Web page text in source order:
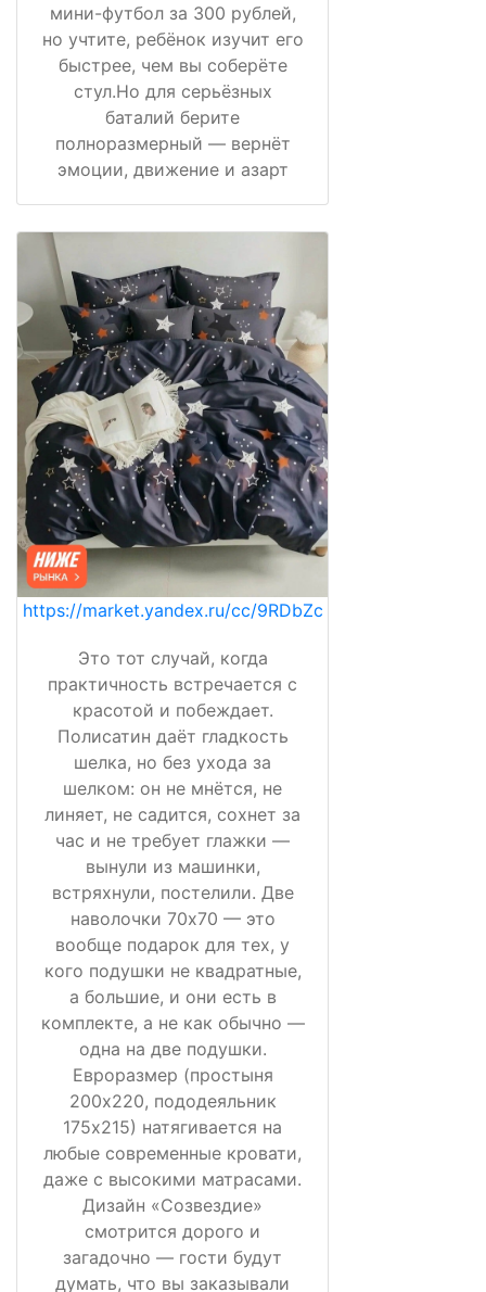
мини-футбол за 300 рублей,
но учтите, ребёнок изучит его
быстрее, чем вы соберёте
стул.Но для серьёзных
баталий берите
полноразмерный — вернёт
эмоции, движение и азарт
https://market.yandex.ru/cc/9RDbZc
Это тот случай, когда
практичность встречается с
красотой и побеждает.
Полисатин даёт гладкость
шелка, но без ухода за
шелком: он не мнётся, не
линяет, не садится, сохнет за
час и не требует глажки —
вынули из машинки,
встряхнули, постелили. Две
наволочки 70х70 — это
вообще подарок для тех, у
кого подушки не квадратные,
а большие, и они есть в
комплекте, а не как обычно —
одна на две подушки.
Евроразмер (простыня
200х220, пододеяльник
175х215) натягивается на
любые современные кровати,
даже с высокими матрасами.
Дизайн «Созвездие»
смотрится дорого и
загадочно — гости будут
думать, что вы заказывали